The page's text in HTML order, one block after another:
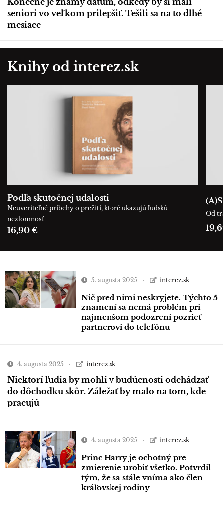
seniori vo veľkom prilepšiť. Tešili sa na to dlhé
mesiace
Knihy od interez.sk
Podľa skutočnej udalosti
Neuveriteľné príbehy o prežití, ktoré ukazujú ľudskú
nezlomnosť
16,90 €
Od
5. augusta 2025 interez.sk
Nič pred nimi neskryjete. Týchto 5
znamení sa nemá problém pri
najmenšom podozrení pozrieť
partnerovi do telefónu
4. augusta 2025 interez.sk
Niektorí ľudia by mohli v budúcnosti odchádzať
do dôchodku skôr. Záležať by malo na tom, kde
pracujú
4. augusta 2025 interez.sk
Princ Harry je ochotný pre
zmierenie urobiť všetko. Potvrdil
tým, že sa stále vníma ako člen
kráľovskej rodiny